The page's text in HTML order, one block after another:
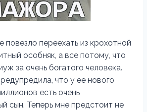
повезло переехать из крохотной
особняк, а все потому, что
за очень богатого человека.
что у ее нового
есть очень
сын. Теперь мне предстоит не